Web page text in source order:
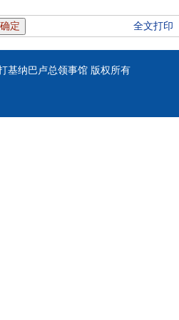
全文打印
基纳巴卢总领事馆 版权所有